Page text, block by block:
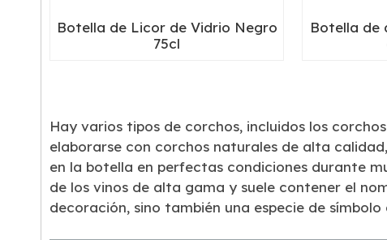
Botella de Licor de Vidrio Negro
75cl
Botella de
Hay varios tipos de corchos, incluidos los
elaborarse con corchos naturales de alta
en la botella en perfectas condiciones durante
de los vinos de alta gama y suele contener el
decoración, sino también una especie de símbolo